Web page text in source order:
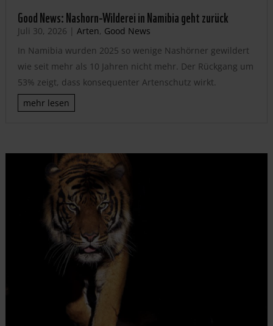
Good News: Nashorn-Wilderei in Namibia geht zurück
Juli 30, 2026 | Arten, Good News
In Namibia wurden 2025 so wenige Nashörner gewildert
wie seit mehr als 10 Jahren nicht mehr. Der Rückgang um
53% zeigt, dass konsequenter Artenschutz wirkt.
mehr lesen